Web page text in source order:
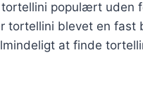
populært uden
tortellini blevet en fast
at finde